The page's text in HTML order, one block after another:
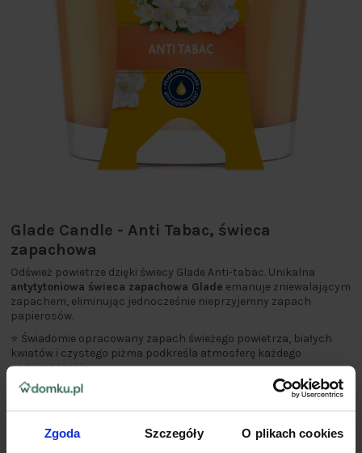
Zgoda Szczegóły O plikach cookies
Glade Candle - Anti Tabac, świeca
zapachowa
Odśwież powietrze dzięki świecy Glade Anti-tabac. Unikalna
antytytoniowa świeca zapachowa Glade emanuje zniewalającym
zapachem, eliminując jednocześnie nieprzyjemny zapach
papierosów.
⭐ Świadomie opracowany zapach świeżego powietrza, białych
kwiatów i czystego piżma podkreśla atmosferę każdego
pomieszczenia.